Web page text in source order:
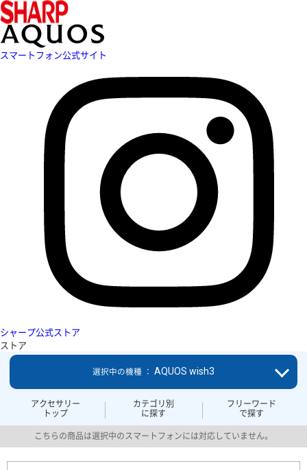
スマートフォン公式サイト
シャープ公式ストア
ストア
アクセサリー
トップ
カテゴリ別
に探す
フリーワード
で探す
選択中の機種 ： AQUOS wish3
こちらの商品は選択中のスマートフォンには対応していません。